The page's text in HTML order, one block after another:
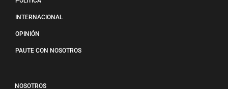
INTERNACIONAL
OPINIÓN
PAUTE CON NOSOTROS
NOSOTROS